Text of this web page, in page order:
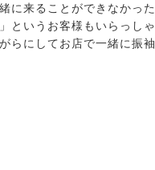
に来ることができなかっ
というお客様もいらっし
らにしてお店で一緒に振